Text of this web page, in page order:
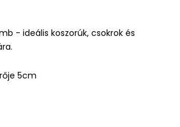
- ideális koszorúk, csokrok és
5cm